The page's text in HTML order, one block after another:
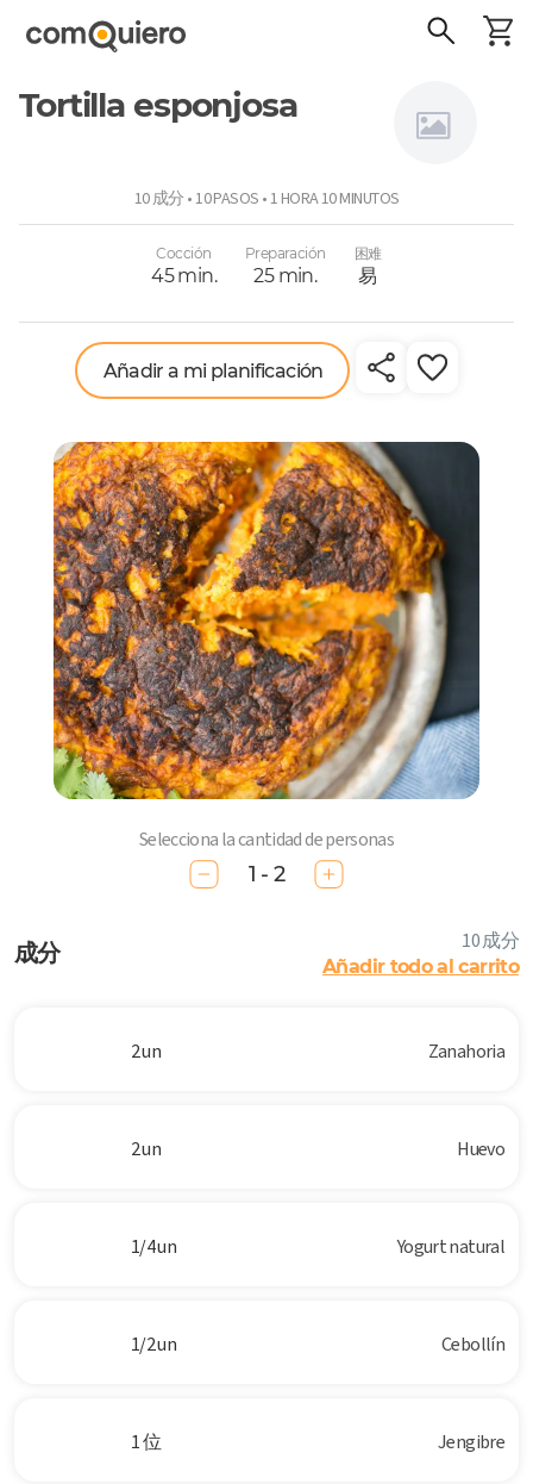
Tortilla esponjosa
10 成分 • 10 PASOS • 1 HORA 10 MINUTOS
Cocción
45 min.
Preparación
25 min.
困难
易
Añadir a mi planificación
Selecciona la cantidad de personas
1 - 2
成分 10 成分
Añadir todo al carrito
2 un Zanahoria
2 un Huevo
1/4 un Yogurt natural
1/2 un Cebollín
1 位 Jengibre